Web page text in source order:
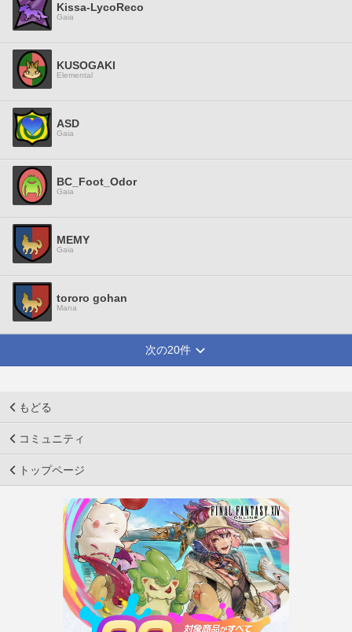
Kissa-LycoReco
Gaia
KUSOGAKI
Elemental
ASD
Gaia
BC_Foot_Odor
Gaia
MEMY
Gaia
tororo gohan
Mana
次の20件
もどる
コミュニティ
トップページ